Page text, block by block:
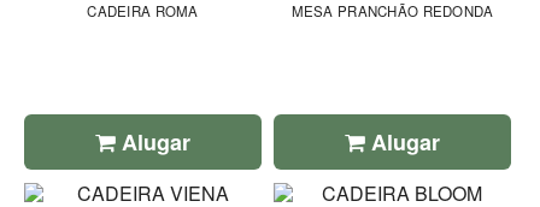
CADEIRA ROMA
Alugar
MESA PRANCHÃO REDONDA
Alugar